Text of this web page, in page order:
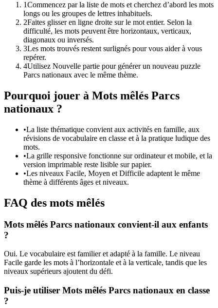
1Commencez par la liste de mots et cherchez d’abord les mots
longs ou les groupes de lettres inhabituels.
2Faites glisser en ligne droite sur le mot entier. Selon la
difficulté, les mots peuvent être horizontaux, verticaux,
diagonaux ou inversés.
3Les mots trouvés restent surlignés pour vous aider à vous
repérer.
4Utilisez Nouvelle partie pour générer un nouveau puzzle
Parcs nationaux avec le même thème.
Pourquoi jouer à Mots mêlés Parcs
nationaux ?
•La liste thématique convient aux activités en famille, aux
révisions de vocabulaire en classe et à la pratique ludique des
mots.
•La grille responsive fonctionne sur ordinateur et mobile, et la
version imprimable reste lisible sur papier.
•Les niveaux Facile, Moyen et Difficile adaptent le même
thème à différents âges et niveaux.
FAQ des mots mêlés
Mots mêlés Parcs nationaux convient-il aux enfants
?
Oui. Le vocabulaire est familier et adapté à la famille. Le niveau
Facile garde les mots à l’horizontale et à la verticale, tandis que les
niveaux supérieurs ajoutent du défi.
Puis-je utiliser Mots mêlés Parcs nationaux en classe
?